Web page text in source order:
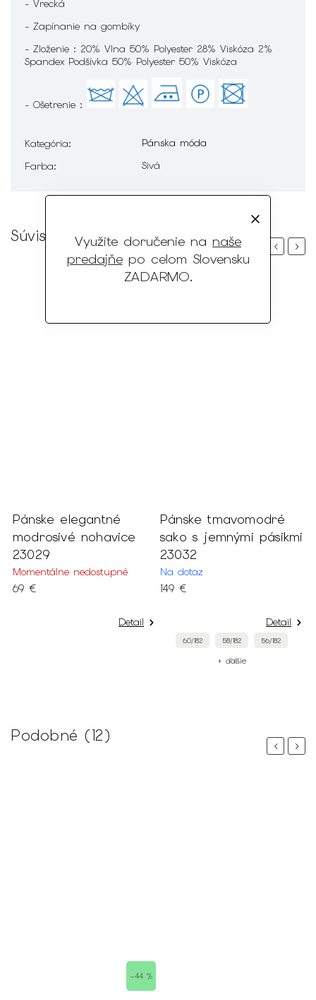
Využite doručenie na naše
predajňepo celom Slovensku
ZADARMO.
- Vrecká
- Zapínanie na gombíky
- Zloženie : 20% Vlna 50% Polyester 28% Viskóza 2%
Spandex Podšívka 50% Polyester 50% Viskóza
- Ošetrenie :
Kategória:
Pánska móda
Farba: Sivá
Súvisiaci tovar
Previous
Pánske elegantné
modrosivé nohavice
23029
Momentálne nedostupné
69 €
Detail
Pánske tmavomodré
sako s jemnými pásikmi
23032
Na dotaz
149 €
Detail
60/182 58/182 56/182
+ ďalšie
Next
Podobné (12)
Previous
–44 %
Next